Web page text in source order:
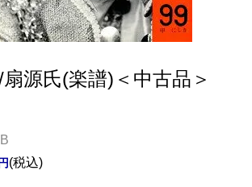
源氏(楽譜)＜中古品＞
税込